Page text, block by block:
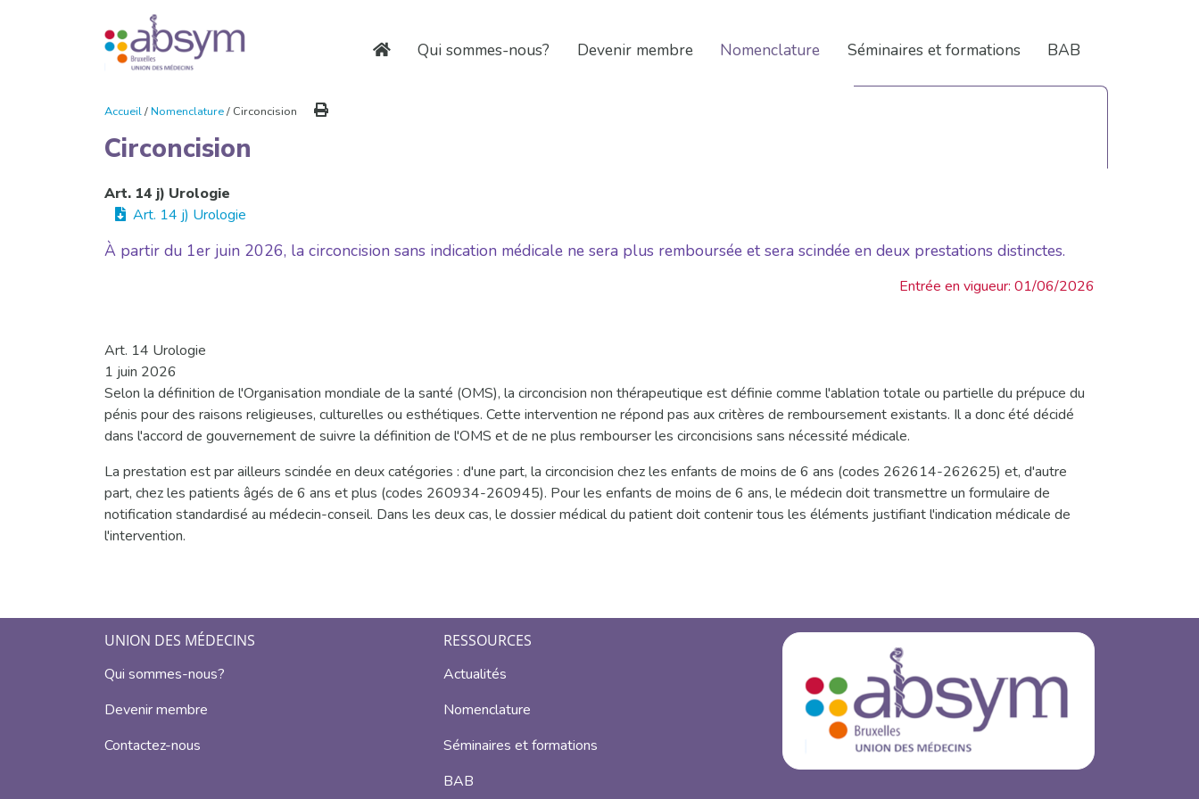
Qui sommes-nous? Devenir membre Nomenclature(current)
Séminaires et formations BAB
Accueil/Nomenclature/ Circoncision
Circoncision
Art. 14 j) Urologie
Art. 14 j) Urologie
À partir du 1er juin 2026, la circoncision sans indication médicale ne sera plus remboursée et sera scindée en deux prestations distinctes.
Entrée en vigueur: 01/06/2026
Art. 14 Urologie
1 juin 2026
Selon la définition de l'Organisation mondiale de la santé (OMS), la circoncision non thérapeutique est définie comme l'ablation totale ou partielle du prépuce du
pénis pour des raisons religieuses, culturelles ou esthétiques. Cette intervention ne répond pas aux critères de remboursement existants. Il a donc été décidé
dans l'accord de gouvernement de suivre la définition de l'OMS et de ne plus rembourser les circoncisions sans nécessité médicale.
La prestation est par ailleurs scindée en deux catégories : d'une part, la circoncision chez les enfants de moins de 6 ans (codes 262614-262625) et, d'autre
part, chez les patients âgés de 6 ans et plus (codes 260934-260945). Pour les enfants de moins de 6 ans, le médecin doit transmettre un formulaire de
notification standardisé au médecin-conseil. Dans les deux cas, le dossier médical du patient doit contenir tous les éléments justifiant l'indication médicale de
l'intervention.
UNION DES MÉDECINS
Qui sommes-nous?
Devenir membre
Contactez-nous
RESSOURCES
Actualités
Nomenclature
Séminaires et formations
BAB